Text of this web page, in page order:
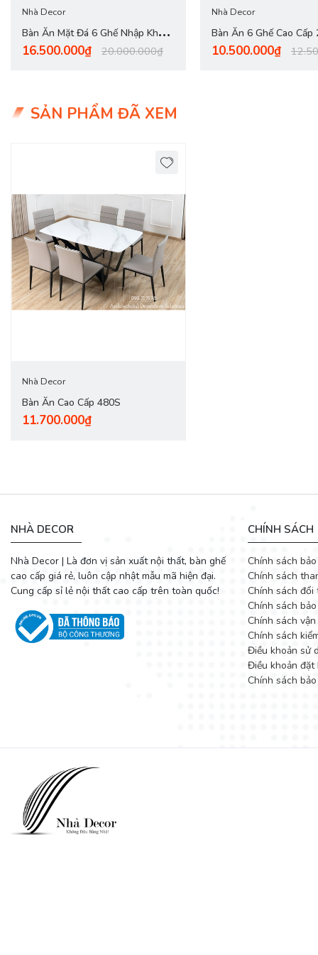
Decoviet chuyên cung cấp
, bàn ghế ăn
cân nhắc trước khi quyết định. Nếu bạn vẫn còn đắn đo trong
Chúng tôi luôn hỗ trợ quý khách hàng nhiệt tình!
Nhà Decor
Bàn Ăn Mặt Đá 6 Ghế Nhập Khẩu
2818S
16.500.000₫ 20.000.000₫
Nhà Decor
Bàn Ăn 6 Ghế Cao Cấp
10.500.000₫
SẢN PHẨM ĐÃ XEM
Nhà Decor
Bàn Ăn Cao Cấp 480S
11.700.000₫
NHÀ DECOR
Nhà Decor | Là đơn vị sản xuất nội thất, bàn ghế
cao cấp giá rẻ, luôn cập nhật mẫu mã hiện đại.
Cung cấp sỉ lẻ nội thất cao cấp trên toàn quốc!
CHÍNH SÁCH
Chính sách
Chính sách
Chính sách đổi
Chính sách
Chính sách
Chính sách
Điều khoản sử
Điều khoản
Chính sách